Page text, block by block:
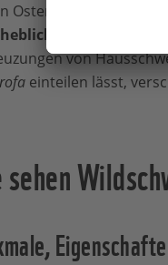
Osten verändern sich
Maß an
von
einteilen lässt,